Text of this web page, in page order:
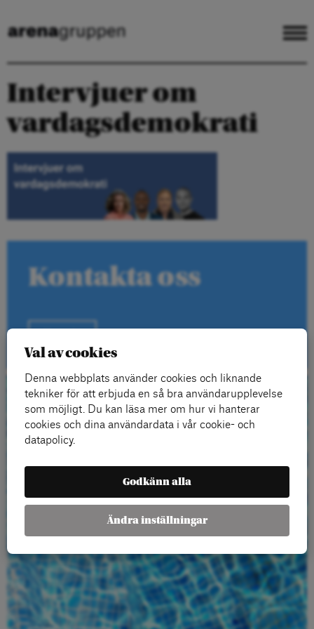
Intervjuer om
vardagsdemokrati
Kontakta oss
Beställ gratis
material
Val av cookies
Denna webbplats använder cookies och liknande
tekniker för att erbjuda en så bra användarupplevelse
som möjligt. Du kan läsa mer om hur vi hanterar
cookies och dina användardata i vår cookie- och
datapolicy.
Godkänn alla
Ändra inställningar